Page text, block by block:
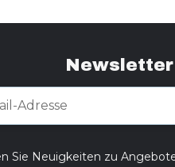
Sie Neuigkeiten zu